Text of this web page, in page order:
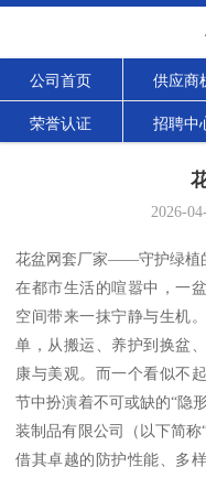
公司首页 供应商
荣誉认证 招聘中
2026-
花盆网套厂家——守护绿植
在都市生活的喧嚣中，一
空间带来一抹宁静与生机
单，从搬运、养护到换盆
康与美观。而一个看似不
节中扮演着不可或缺的“隐
装制品有限公司（以下简
借其卓越的防护性能、多